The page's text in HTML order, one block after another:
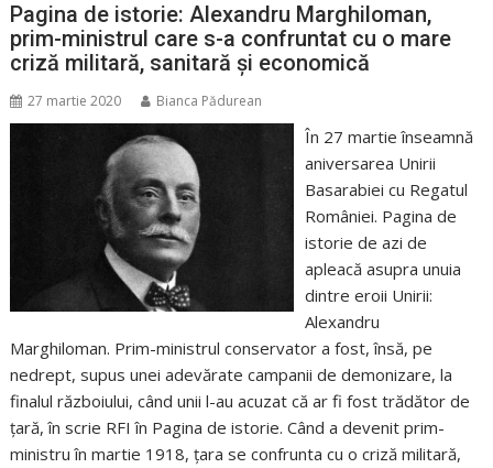
Pagina de istorie: Alexandru Marghiloman,
prim-ministrul care s-a confruntat cu o mare
criză militară, sanitară și economică
27 martie 2020 Bianca Pădurean
În 27 martie înseamnă
aniversarea Unirii
Basarabiei cu Regatul
României. Pagina de
istorie de azi de
apleacă asupra unuia
dintre eroii Unirii:
Alexandru
Marghiloman. Prim-ministrul conservator a fost, însă, pe
nedrept, supus unei adevărate campanii de demonizare, la
finalul războiului, când unii l-au acuzat că ar fi fost trădător de
țară, în scrie RFI în Pagina de istorie. Când a devenit prim-
ministru în martie 1918, țara se confrunta cu o criză militară,